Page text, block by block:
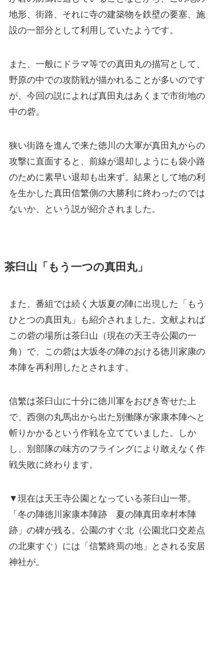
地形、街路、それに寺の建築物を鉄壁の要塞、施
設の一部分として利用していたようです。
また、一般にドラマ等での真田丸の描写として、
野原の中での攻防戦が描かれることが多いのです
が、今回の説によれば真田丸はあくまで市街地の
中の砦。
狭い街路を進んで来た徳川の大軍が真田丸からの
攻撃に直面すると、前線が退却しようにも袋小路
のために素早い退却も出来ず。結果として地の利
を生かした真田信繁側の大勝利に終わったのでは
ないか、という説が紹介されました。
茶臼山「もう一つの真田丸」
また、番組では続く大坂夏の陣に出現した「もう
ひとつの真田丸」も紹介されました。文献よれば
この砦の場所は茶臼山（現在の天王寺公園の一
角）で、この砦は大坂冬の陣のおける徳川家康の
本陣を再利用したとされます。
信繁は茶臼山に十分に徳川軍をおびき寄せた上
で、西側の丸馬出から出た別働隊が家康本陣へと
斬りかかるという作戦を立てていました。しか
し、別部隊の味方のフライングにより敢えなく作
戦失敗に終わります。
▼現在は天王寺公園となっている茶臼山一帯。
「冬の陣徳川家康本陣跡 夏の陣真田幸村本陣
跡」の碑が残る。公園のすぐ北（公園北口交差点
の北東すぐ）には「信繁終焉の地」とされる安居
神社が。